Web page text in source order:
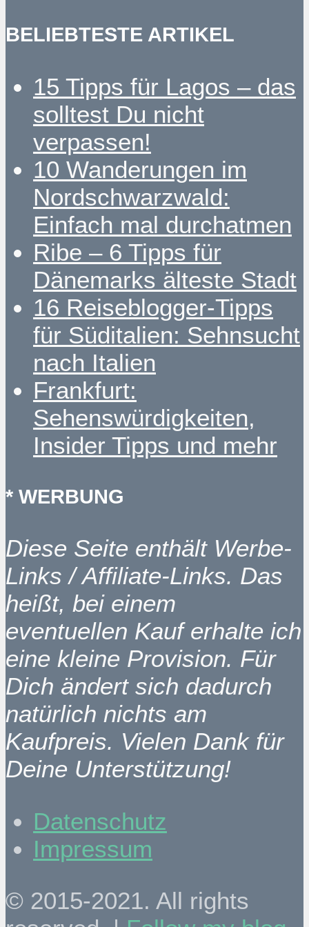
BELIEBTESTE ARTIKEL
15 Tipps für Lagos – das
solltest Du nicht
verpassen!
10 Wanderungen im
Nordschwarzwald:
Einfach mal durchatmen
Ribe – 6 Tipps für
Dänemarks älteste Stadt
16 Reiseblogger-Tipps
für Süditalien: Sehnsucht
nach Italien
Frankfurt:
Sehenswürdigkeiten,
Insider Tipps und mehr
* WERBUNG
Diese Seite enthält Werbe-
Links / Affiliate-Links. Das
heißt, bei einem
eventuellen Kauf erhalte ich
eine kleine Provision. Für
Dich ändert sich dadurch
natürlich nichts am
Kaufpreis. Vielen Dank für
Deine Unterstützung!
Datenschutz
Impressum
© 2015-2021. All rights